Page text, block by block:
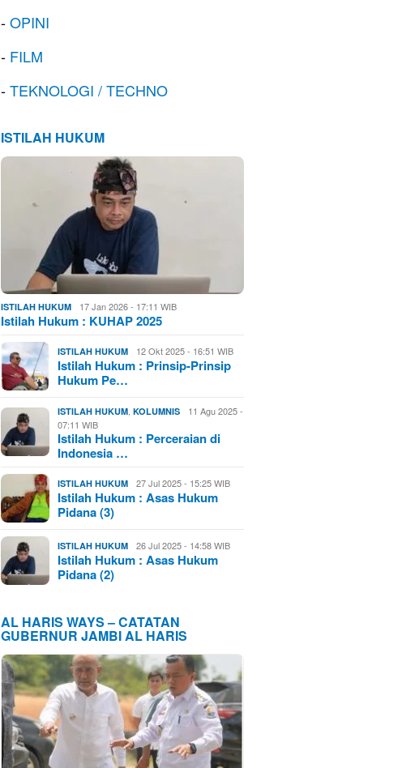
-OPINI
- FILM
-TEKNOLOGI / TECHNO
ISTILAH HUKUM
ISTILAH HUKUM 17 Jan 2026 - 17:11 WIB
Istilah Hukum : KUHAP 2025
ISTILAH HUKUM 12 Okt 2025 - 16:51 WIB
Istilah Hukum : Prinsip-Prinsip
Hukum Pe…
ISTILAH HUKUM ,KOLUMNIS
11 Agu 2025 -
07:11 WIB
Istilah Hukum : Perceraian di
Indonesia …
ISTILAH HUKUM 27 Jul 2025 - 15:25 WIB
Istilah Hukum : Asas Hukum
Pidana (3)
ISTILAH HUKUM 26 Jul 2025 - 14:58 WIB
Istilah Hukum : Asas Hukum
Pidana (2)
AL HARIS WAYS – CATATAN
GUBERNUR JAMBI AL HARIS